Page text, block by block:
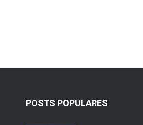
POSTS POPULARES